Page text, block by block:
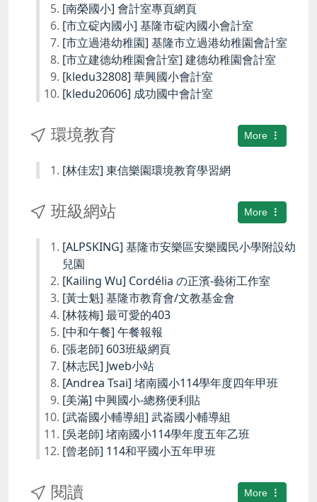
[南榮國小] 會計室專頁網頁
[市立碇內國小] 基隆市碇內國小會計室
[市立過港幼稚園] 基隆市立過港幼稚園會計室
[市立建德幼稚園會計室] 建德幼稚園會計室
[kledu32808] 華興國小會計室
[kledu20606] 成功國中會計室
More
環境教育
[林佳宏] 東信樂園環境教育學習網
More
班級網站
[ALPSKING] 基隆市安樂區安樂國民小學附設幼
兒園
[Kailing Wu] Cordélia の正濱-藝術工作室
[黃士魁] 基隆市教育會/文教基金會
[林筱梅] 最可愛的403
[中和午餐] 午餐報報
[張老師] 603班級網頁
[林志民] Jweb小站
[Andrea Tsai] 堵南國小114學年度四年甲班
[美滿] 中興國小-總務便利貼
[武崙國小輔導組] 武崙國小輔導組
[吳老師] 堵南國小114學年度五年乙班
[曾老師] 114和平國小五年甲班
More
閱讀